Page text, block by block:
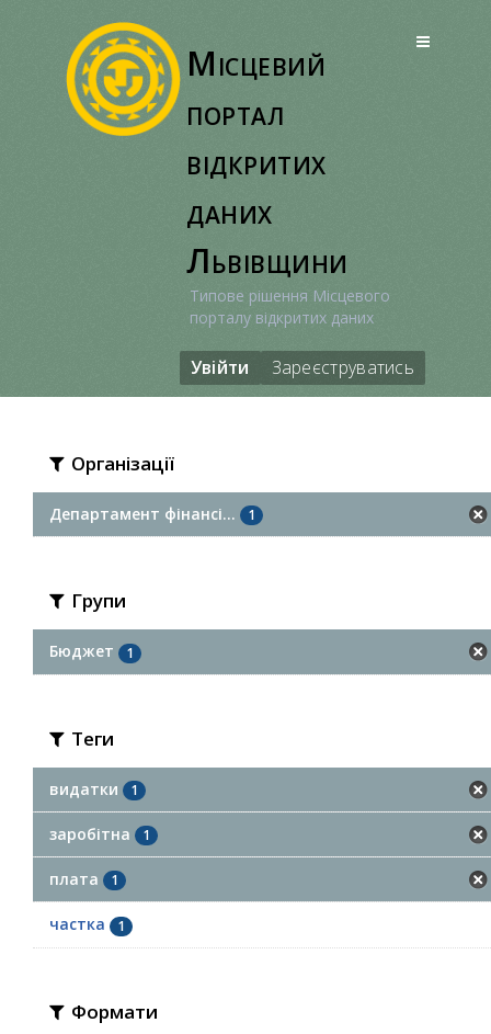
Місцевий
портал
відкритих
даних
Львівщини
Типове рішення Місцевого
порталу відкритих даних
Увійти Зареєструватись
Організації
Департамент фінансі... 1
Групи
Бюджет 1
Теги
видатки 1
заробітна 1
плата 1
частка 1
Формати